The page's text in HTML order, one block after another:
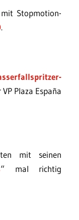
Stopmotion-
.
Plaza España
mit seinen
“ mal richtig